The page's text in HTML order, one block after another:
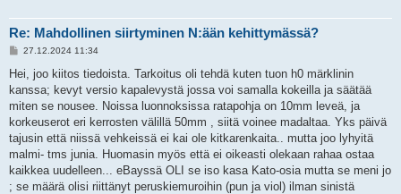
Re: Mahdollinen siirtyminen N:ään kehittymässä?
V
e
t
i
27.12.2024 11:34
Hei, joo kiitos tiedoista. Tarkoitus oli tehdä kuten tuon h0 märklinin
kanssa; kevyt versio kapalevystä jossa voi samalla kokeilla ja säätää
miten se nousee. Noissa luonnoksissa ratapohja on 10mm leveä, ja
korkeuserot eri kerrosten välillä 50mm , siitä voinee madaltaa. Yks päivä
tajusin että niissä vehkeissä ei kai ole kitkarenkaita.. mutta joo lyhyitä
malmi- tms junia. Huomasin myös että ei oikeasti olekaan rahaa ostaa
kaikkea uudelleen... eBayssä OLI se iso kasa Kato-osia mutta se meni jo
; se määrä olisi riittänyt peruskiemuroihin (pun ja viol) ilman sinistä